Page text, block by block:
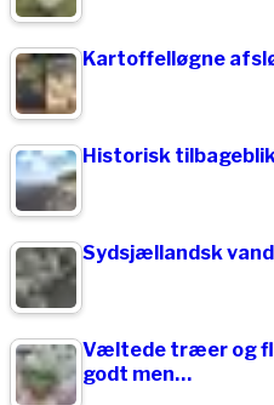
Kartoffelløgne
Historisk
Sydsjællandsk
Væltede træer og
godt men…